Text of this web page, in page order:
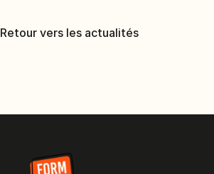
Retour vers les actualités